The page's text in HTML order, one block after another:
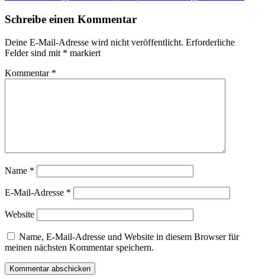
Schreibe einen Kommentar
Deine E-Mail-Adresse wird nicht veröffentlicht. Erforderliche
Felder sind mit * markiert
Kommentar *
Name *
E-Mail-Adresse *
Website
Name, E-Mail-Adresse und Website in diesem Browser für
meinen nächsten Kommentar speichern.